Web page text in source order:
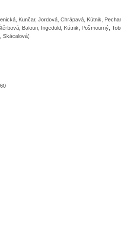
Kunčar, Jordová, Chrápavá, Kútnik,
Ingeduld, Kútnik, Pošmourný,